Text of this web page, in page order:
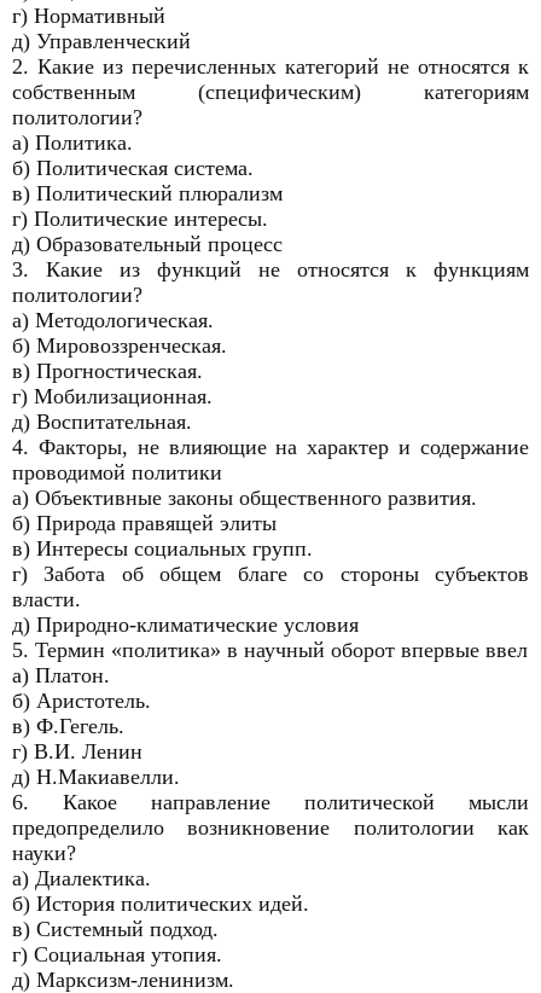
г) Нормативный
д) Управленческий
2. Какие из перечисленных категорий не относятся к
собственным (специфическим) категориям
политологии?
а) Политика.
б) Политическая система.
в) Политический плюрализм
г) Политические интересы.
д) Образовательный процесс
3. Какие из функций не относятся к функциям
политологии?
а) Методологическая.
б) Мировоззренческая.
в) Прогностическая.
г) Мобилизационная.
д) Воспитательная.
4. Факторы, не влияющие на характер и содержание
проводимой политики
а) Объективные законы общественного развития.
б) Природа правящей элиты
в) Интересы социальных групп.
г) Забота об общем благе со стороны субъектов
власти.
д) Природно-климатические условия
5. Термин «политика» в научный оборот впервые ввел
а) Платон.
б) Аристотель.
в) Ф.Гегель.
г) В.И. Ленин
д) Н.Макиавелли.
6. Какое направление политической мысли
предопределило возникновение политологии как
науки?
а) Диалектика.
б) История политических идей.
в) Системный подход.
г) Социальная утопия.
д) Марксизм-ленинизм.